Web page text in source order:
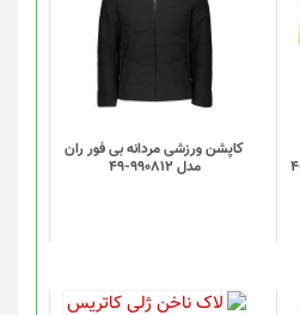
کاپشن ورزشی مردانه بی فور ران
مدل 990812-49